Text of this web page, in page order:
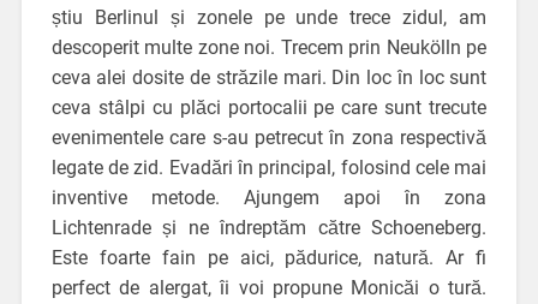
știu Berlinul și zonele pe unde trece zidul, am
descoperit multe zone noi. Trecem prin Neukölln pe
ceva alei dosite de străzile mari. Din loc în loc sunt
ceva stâlpi cu plăci portocalii pe care sunt trecute
evenimentele care s-au petrecut în zona respectivă
legate de zid. Evadări în principal, folosind cele mai
inventive metode. Ajungem apoi în zona
Lichtenrade și ne îndreptăm către Schoeneberg.
Este foarte fain pe aici, pădurice, natură. Ar fi
perfect de alergat, îi voi propune Monicăi o tură.